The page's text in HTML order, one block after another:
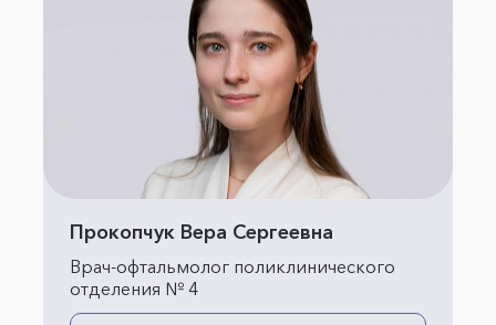
Прокопчук Вера Сергеевна
Врач-офтальмолог поликлинического
отделения № 4